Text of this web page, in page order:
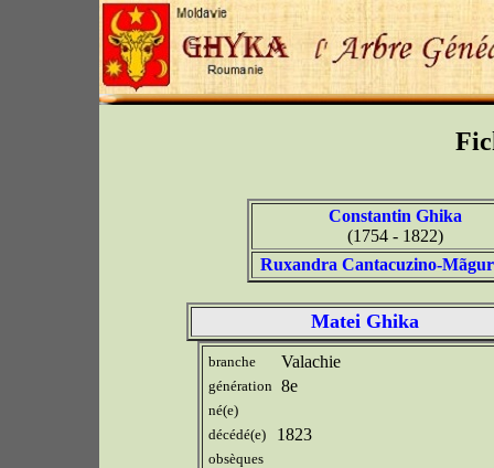
Constantin Ghika
(1754 - 1822)
Ruxandra Cantacuzino-
Matei Ghika
branche Valachie
génération 8e
né(e)
décédé(e)
1823
obsèques